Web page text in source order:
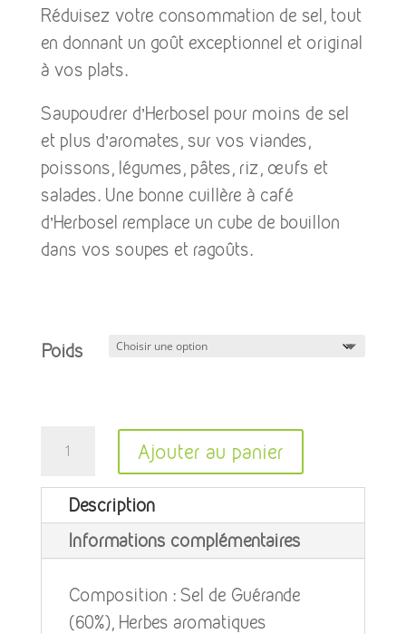
prix :
4,00 €
Réduisez votre consommation de sel, tout
en donnant un goût exceptionnel et original
à vos plats.
Saupoudrer d’Herbosel pour moins de sel
et plus d’aromates, sur vos viandes,
poissons, légumes, pâtes, riz, œufs et
salades. Une bonne cuillère à café
d’Herbosel remplace un cube de bouillon
dans vos soupes et ragoûts.
Poids
Herbosel
#3
Ajouter au panier
A
Description
Informations complémentaires
Composition : Sel de Guérande
(60%), Herbes aromatiques